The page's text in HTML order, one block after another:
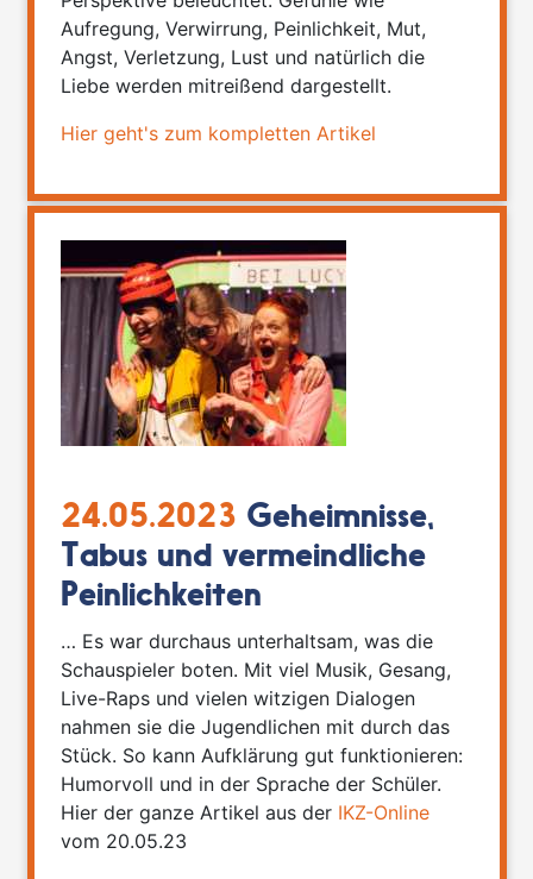
Aufregung, Verwirrung, Peinlichkeit, Mut,
Angst, Verletzung, Lust und natürlich die
Liebe werden mitreißend dargestellt.
Hier geht's zum kompletten Artikel
24.05.2023 Geheimnisse,
Tabus und vermeindliche
Peinlichkeiten
… Es war durchaus unterhaltsam, was die
Schauspieler boten. Mit viel Musik, Gesang,
Live-Raps und vielen witzigen Dialogen
nahmen sie die Jugendlichen mit durch das
Stück. So kann Aufklärung gut funktionieren:
Humorvoll und in der Sprache der Schüler.
Hier der ganze Artikel aus der IKZ-Online
vom 20.05.23